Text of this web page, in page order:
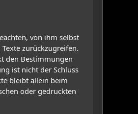
von ihm selbst
zurückzugreifen.
den Bestimmungen
ist nicht der Schluss
bleibt allein beim
oder gedruckten